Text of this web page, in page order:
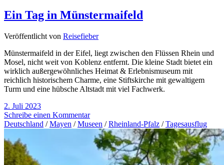
Ein Tag in Münstermaifeld
Veröffentlicht von Reisefieber
Münstermaifeld in der Eifel, liegt zwischen den Flüssen Rhein und
Mosel, nicht weit von Koblenz entfernt. Die kleine Stadt bietet ein
wirklich außergewöhnliches Heimat & Erlebnismuseum mit
reichlich historischem Charme, eine Stiftskirche mit gewaltigem
Turm und eine hübsche Altstadt mit viel Fachwerk.
2. Juli 2023
Schreibe einen Kommentar
Deutschland /Mayen /Museen /Rheinland-Pfalz /Tagesausflug